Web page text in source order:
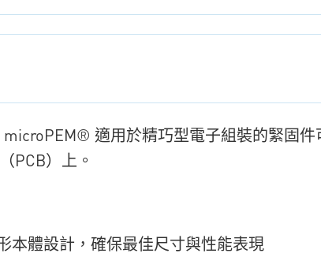
microPEM® 適用於精巧型電子組裝的緊固
PCB）上。
本體設計，確保最佳尺寸與性能表現